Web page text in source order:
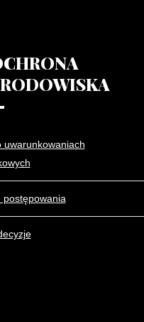
uwarunkowaniach
postępowania